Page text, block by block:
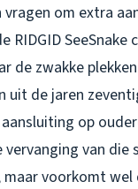
vragen om extra
RIDGID SeeSnake
de zwakke
uit de jaren
op
vervanging van die
maar voorkomt wel